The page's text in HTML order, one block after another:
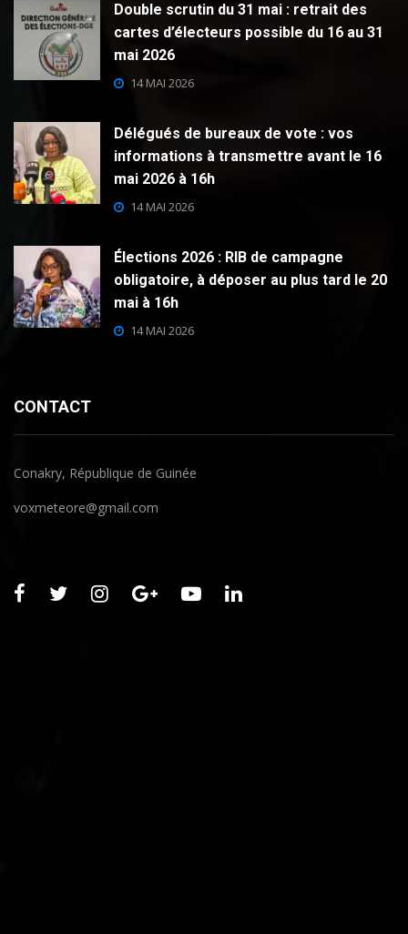
Double scrutin du 31 mai : retrait des
cartes d’électeurs possible du 16 au 31
mai 2026
14 MAI 2026
Délégués de bureaux de vote : vos
informations à transmettre avant le 16
mai 2026 à 16h
14 MAI 2026
Élections 2026 : RIB de campagne
obligatoire, à déposer au plus tard le 20
mai à 16h
14 MAI 2026
CONTACT
Conakry, République de Guinée
voxmeteore@gmail.com